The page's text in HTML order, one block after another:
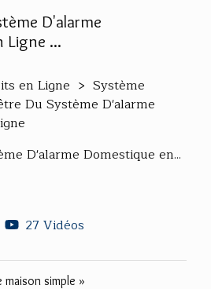
D'alarme
Ligne ...
en Ligne > Système
Du Système D'alarme
D'alarme Domestique en...
27 Vidéos
maison simple »